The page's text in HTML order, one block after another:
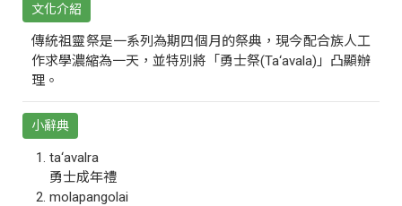
文化介紹
傳統祖靈祭是一系列為期四個月的祭典，現今配合族人工
作求學濃縮為一天，並特別將「勇士祭(Ta‘avala)」凸顯辦
理。
小辭典
ta‘avalra
勇士成年禮
molapangolai